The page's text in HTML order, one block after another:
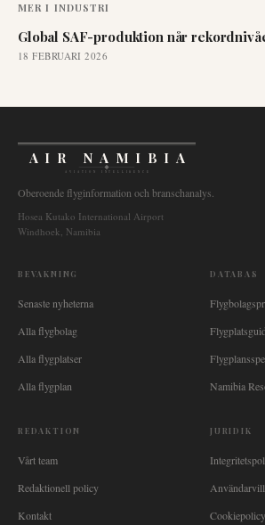
MER I INDUSTRI
Global SAF-produktion når
18 FEBRUARI 2026
AIR NAMIBIA
AVIATION INTELLIGENCE
Oberoende flyginformation och branschanalys.
Hosea Kutako International Airport
Windhoek, Namibia
BEVAKNING
Senaste nyheterna
Alla flygbolag
Alla flygplatser
Alla flygplan
DATABAS
Namibia
REDAKTION
Vårt team
Redaktionell policy
Kontakt
JURIDIK
Cookiepolicy